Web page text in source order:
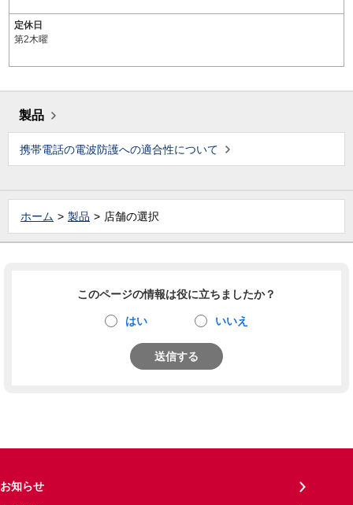
定休日
第2木曜
製品
携帯電話の電波防護への適合性について
ホーム 製品 店舗の選択
このページの情報は役に立ちましたか？
はい いいえ
送信する
お知らせ